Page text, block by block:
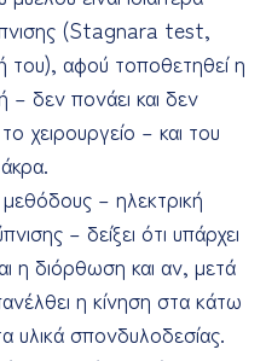
(Stagnara test,
αφού τοποθετηθεί η
δεν πονάει και δεν
χειρουργείο – και του
– ηλεκτρική
– δείξει ότι υπάρχει
η διόρθωση και αν, μετά
η κίνηση στα κάτω
υλικά σπονδυλοδεσίας.